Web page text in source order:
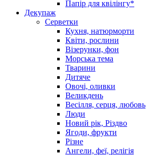
Папір для квілінгу*
Декупаж
Серветки
Кухня, натюрморти
Квіти, рослини
Візерунки, фон
Морська тема
Тварини
Дитяче
Овочі, оливки
Великдень
Весілля, серця, любовь
Люди
Новий рік, Різдво
Ягоди, фрукти
Різне
Ангели, феї, релігія